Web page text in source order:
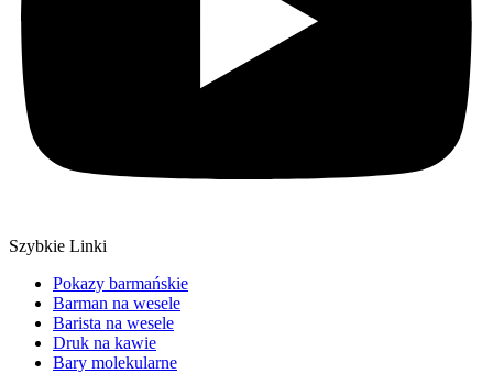
Szybkie Linki
Pokazy barmańskie
Barman na wesele
Barista na wesele
Druk na kawie
Bary molekularne